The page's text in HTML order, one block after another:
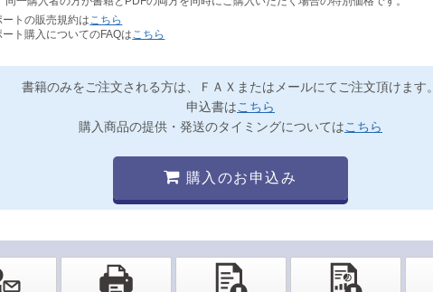
トの販売規約は こちら
ト購入についてのFAQは こちら
書籍のみをご注文される方は、ＦＡＸまたはメールにてご注文頂けます。
申込書はこちら
購入商品の提供・発送のタイミングについてはこちら
購入のお申込み